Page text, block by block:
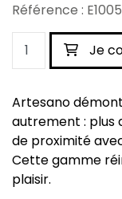
Référence :
Je
Artesano
autrement : plus
de proximité
Cette gamme
plaisir.